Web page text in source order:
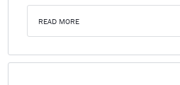
READ MORE